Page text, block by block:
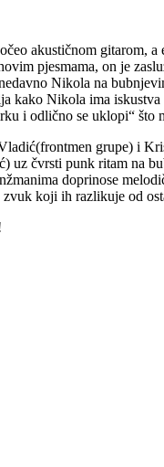
akustičnom gitarom,
pjesmama, on je
Nikola na
kako Nikola ima
i odlično se uklopi“
grupe) i
uz čvrsti punk ritam na
doprinose
koji ih razlikuje od